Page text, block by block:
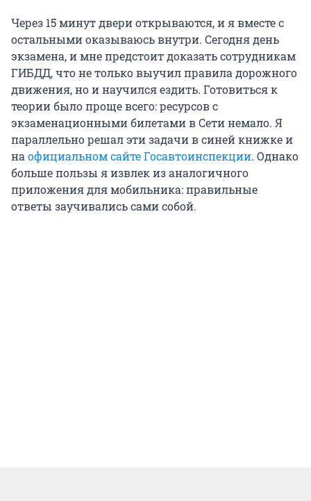
Через 15 минут двери открываются, и я вместе с
остальными оказываюсь внутри. Сегодня день
экзамена, и мне предстоит доказать сотрудникам
ГИБДД, что не только выучил правила дорожного
движения, но и научился ездить. Готовиться к
теории было проще всего: ресурсов с
экзаменационными билетами в Сети немало. Я
параллельно решал эти задачи в синей книжке и
на официальном сайте Госавтоинспекции. Однако
больше пользы я извлек из аналогичного
приложения для мобильника: правильные
ответы заучивались сами собой.